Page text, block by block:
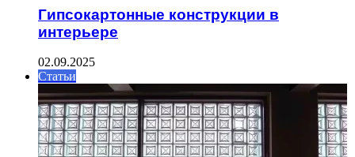
Гипсокартонные конструкции в
интерьере
02.09.2025
Статьи